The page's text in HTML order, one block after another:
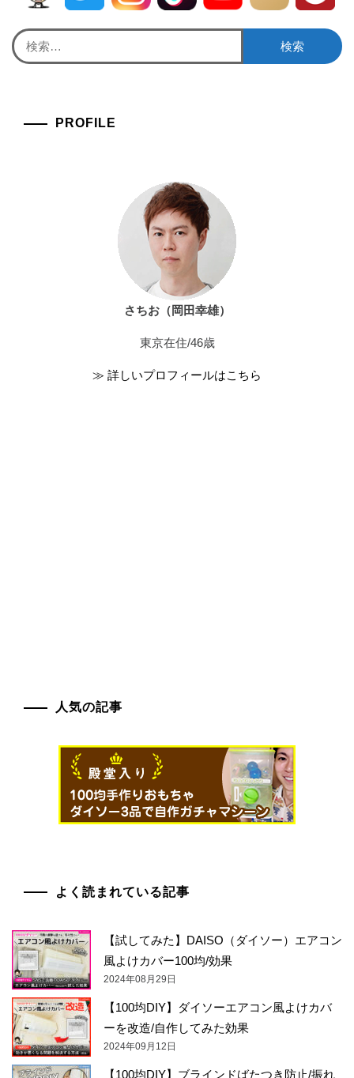
検
索:
PROFILE
さちお（岡田幸雄）
東京在住/46歳
≫ 詳しいプロフィールはこちら
人気の記事
よく読まれている記事
【試してみた】DAISO（ダイソー）エアコン
風よけカバー100均/効果
2024年08月29日
【100均DIY】ダイソーエアコン風よけカバ
ーを改造/自作してみた効果
2024年09月12日
【100均DIY】ブラインドばたつき防止/振れ